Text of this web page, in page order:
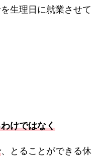
生理日に就業させて
けではなく
、とることができる休